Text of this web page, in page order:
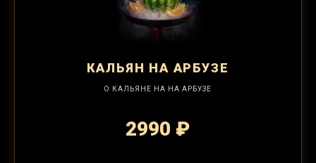
КАЛЬЯН НА АРБУЗЕ
О КАЛЬЯНЕ НА НА АРБУЗЕ
2990 ₽